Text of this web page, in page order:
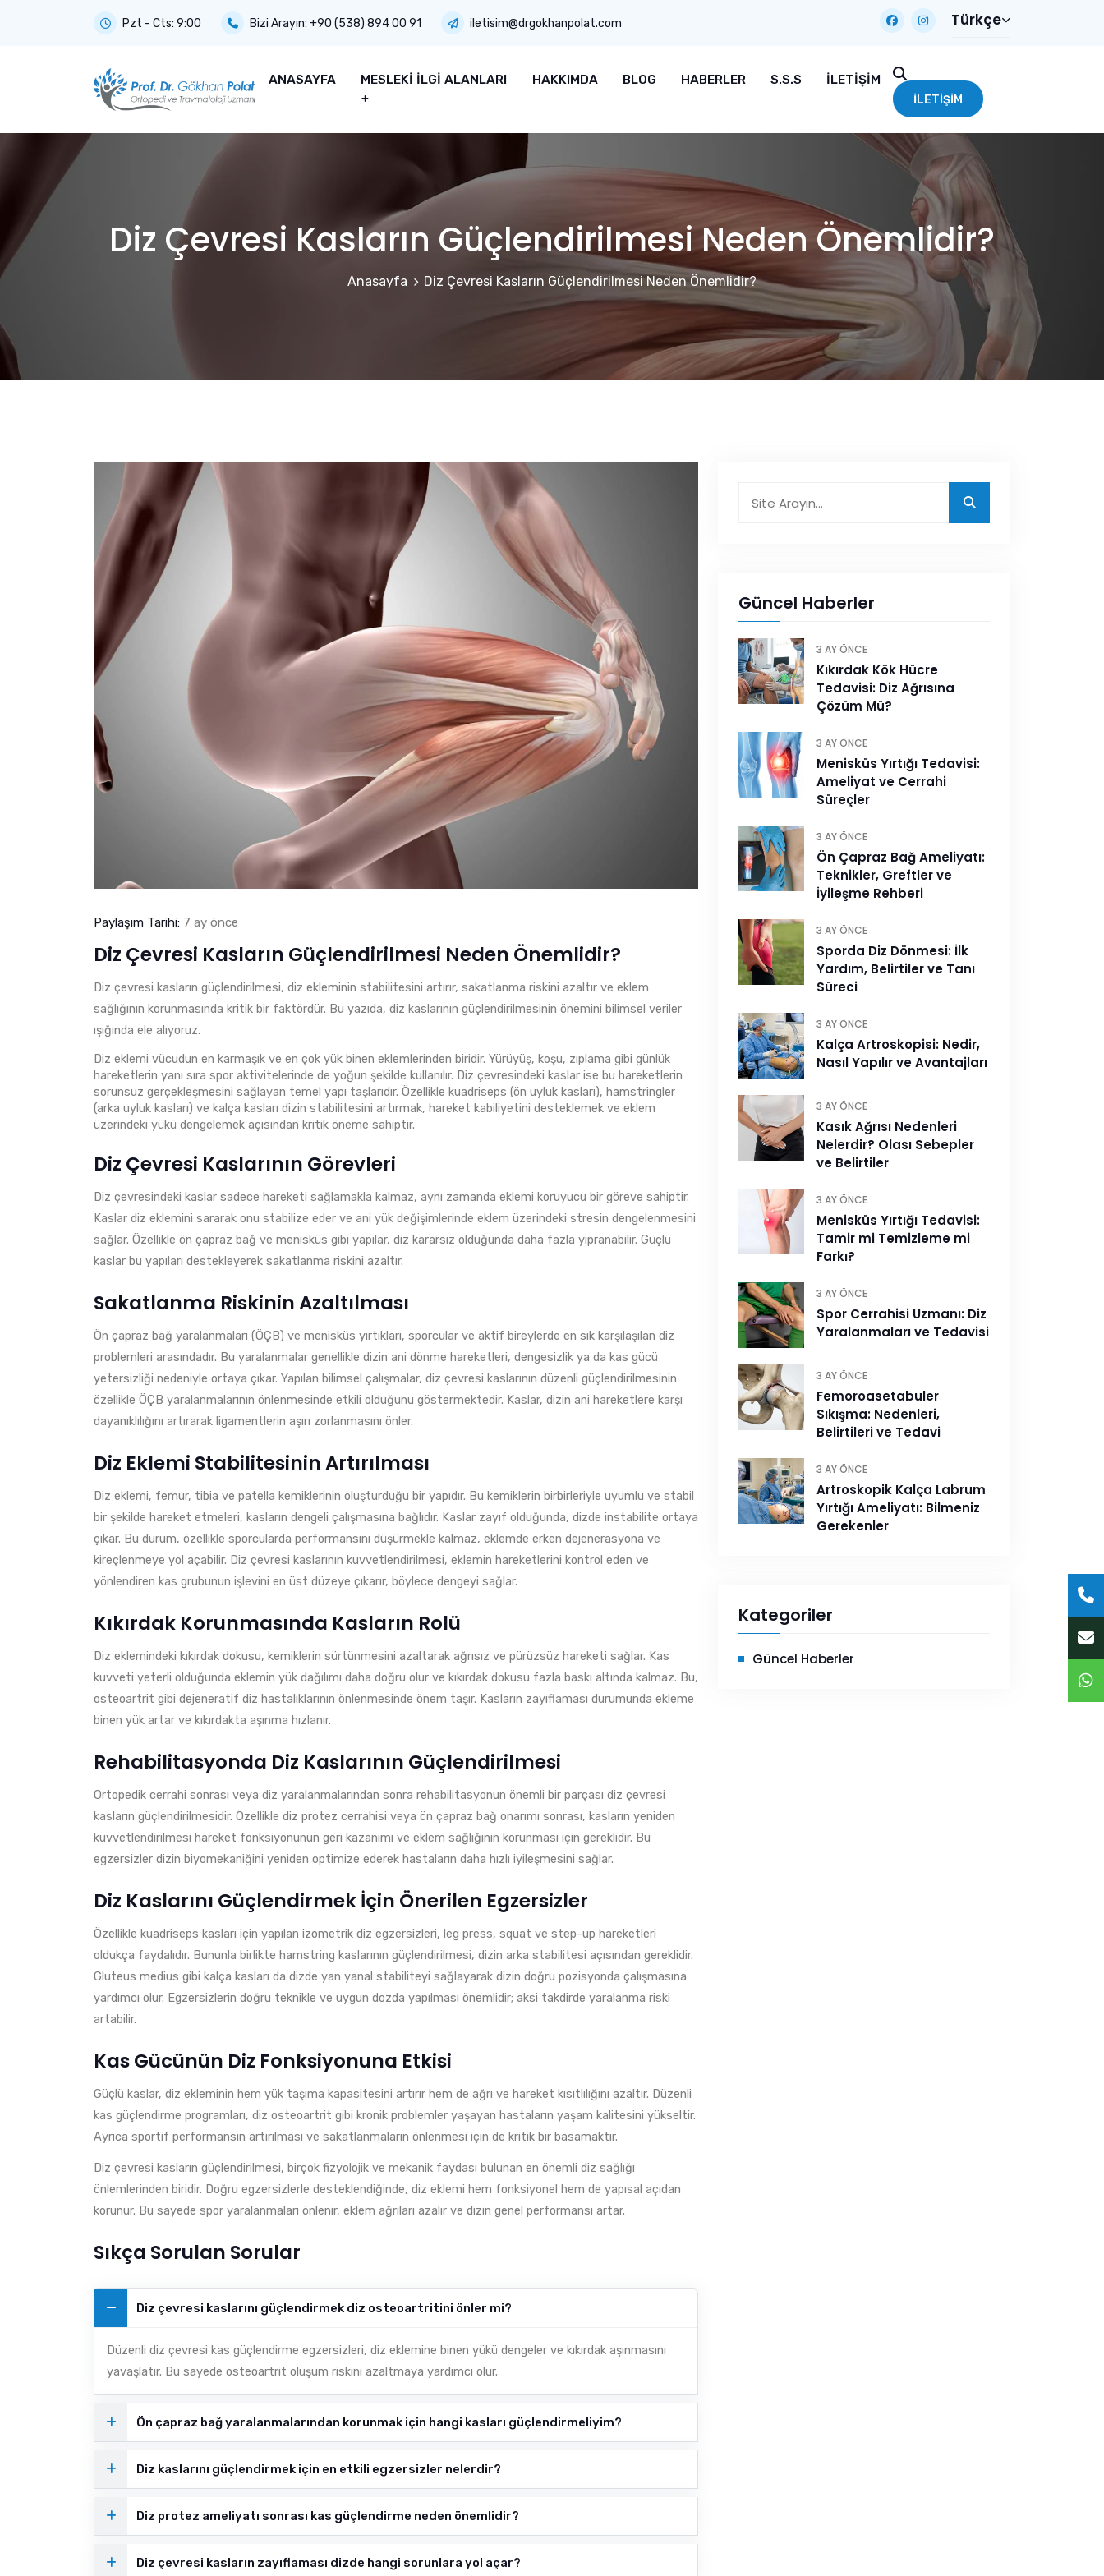
Pzt - Cts: 9:00 Bizi Arayın: +90 (538) 894 00 91 iletisim@drgokhanpolat.com Türkçe
ANASAYFA MESLEKI İLGI ALANLARI HAKKIMDA BLOG HABERLER S.S.S İLETIŞIM
İLETIŞIM
Diz Çevresi Kasların Güçlendirilmesi Neden Önemlidir?
Anasayfa Diz Çevresi Kasların Güçlendirilmesi Neden Önemlidir?
Paylaşım Tarihi: 7 ay önce
Diz Çevresi Kasların Güçlendirilmesi Neden Önemlidir?
Diz çevresi kasların güçlendirilmesi, diz ekleminin stabilitesini artırır, sakatlanma riskini azaltır ve eklem
sağlığının korunmasında kritik bir faktördür. Bu yazıda, diz kaslarının güçlendirilmesinin önemini bilimsel veriler
ışığında ele alıyoruz.
Diz eklemi vücudun en karmaşık ve en çok yük binen eklemlerinden biridir. Yürüyüş, koşu, zıplama gibi günlük
hareketlerin yanı sıra spor aktivitelerinde de yoğun şekilde kullanılır. Diz çevresindeki kaslar ise bu hareketlerin
sorunsuz gerçekleşmesini sağlayan temel yapı taşlarıdır. Özellikle kuadriseps (ön uyluk kasları), hamstringler
(arka uyluk kasları) ve kalça kasları dizin stabilitesini artırmak, hareket kabiliyetini desteklemek ve eklem
üzerindeki yükü dengelemek açısından kritik öneme sahiptir.
Diz Çevresi Kaslarının Görevleri
Diz çevresindeki kaslar sadece hareketi sağlamakla kalmaz, aynı zamanda eklemi koruyucu bir göreve sahiptir.
Kaslar diz eklemini sararak onu stabilize eder ve ani yük değişimlerinde eklem üzerindeki stresin dengelenmesini
sağlar. Özellikle ön çapraz bağ ve menisküs gibi yapılar, diz kararsız olduğunda daha fazla yıpranabilir. Güçlü
kaslar bu yapıları destekleyerek sakatlanma riskini azaltır.
Sakatlanma Riskinin Azaltılması
Ön çapraz bağ yaralanmaları (ÖÇB) ve menisküs yırtıkları, sporcular ve aktif bireylerde en sık karşılaşılan diz
problemleri arasındadır. Bu yaralanmalar genellikle dizin ani dönme hareketleri, dengesizlik ya da kas gücü
yetersizliği nedeniyle ortaya çıkar. Yapılan bilimsel çalışmalar, diz çevresi kaslarının düzenli güçlendirilmesinin
özellikle ÖÇB yaralanmalarının önlenmesinde etkili olduğunu göstermektedir. Kaslar, dizin ani hareketlere karşı
dayanıklılığını artırarak ligamentlerin aşırı zorlanmasını önler.
Diz Eklemi Stabilitesinin Artırılması
Diz eklemi, femur, tibia ve patella kemiklerinin oluşturduğu bir yapıdır. Bu kemiklerin birbirleriyle uyumlu ve stabil
bir şekilde hareket etmeleri, kasların dengeli çalışmasına bağlıdır. Kaslar zayıf olduğunda, dizde instabilite ortaya
çıkar. Bu durum, özellikle sporcularda performansını düşürmekle kalmaz, eklemde erken dejenerasyona ve
kireçlenmeye yol açabilir. Diz çevresi kaslarının kuvvetlendirilmesi, eklemin hareketlerini kontrol eden ve
yönlendiren kas grubunun işlevini en üst düzeye çıkarır, böylece dengeyi sağlar.
Kıkırdak Korunmasında Kasların Rolü
Diz eklemindeki kıkırdak dokusu, kemiklerin sürtünmesini azaltarak ağrısız ve pürüzsüz hareketi sağlar. Kas
kuvveti yeterli olduğunda eklemin yük dağılımı daha doğru olur ve kıkırdak dokusu fazla baskı altında kalmaz. Bu,
osteoartrit gibi dejeneratif diz hastalıklarının önlenmesinde önem taşır. Kasların zayıflaması durumunda ekleme
binen yük artar ve kıkırdakta aşınma hızlanır.
Rehabilitasyonda Diz Kaslarının Güçlendirilmesi
Ortopedik cerrahi sonrası veya diz yaralanmalarından sonra rehabilitasyonun önemli bir parçası diz çevresi
kasların güçlendirilmesidir. Özellikle diz protez cerrahisi veya ön çapraz bağ onarımı sonrası, kasların yeniden
kuvvetlendirilmesi hareket fonksiyonunun geri kazanımı ve eklem sağlığının korunması için gereklidir. Bu
egzersizler dizin biyomekaniğini yeniden optimize ederek hastaların daha hızlı iyileşmesini sağlar.
Diz Kaslarını Güçlendirmek İçin Önerilen Egzersizler
Özellikle kuadriseps kasları için yapılan izometrik diz egzersizleri, leg press, squat ve step-up hareketleri
oldukça faydalıdır. Bununla birlikte hamstring kaslarının güçlendirilmesi, dizin arka stabilitesi açısından gereklidir.
Gluteus medius gibi kalça kasları da dizde yan yanal stabiliteyi sağlayarak dizin doğru pozisyonda çalışmasına
yardımcı olur. Egzersizlerin doğru teknikle ve uygun dozda yapılması önemlidir; aksi takdirde yaralanma riski
artabilir.
Kas Gücünün Diz Fonksiyonuna Etkisi
Güçlü kaslar, diz ekleminin hem yük taşıma kapasitesini artırır hem de ağrı ve hareket kısıtlılığını azaltır. Düzenli
kas güçlendirme programları, diz osteoartrit gibi kronik problemler yaşayan hastaların yaşam kalitesini yükseltir.
Ayrıca sportif performansın artırılması ve sakatlanmaların önlenmesi için de kritik bir basamaktır.
Diz çevresi kasların güçlendirilmesi, birçok fizyolojik ve mekanik faydası bulunan en önemli diz sağlığı
önlemlerinden biridir. Doğru egzersizlerle desteklendiğinde, diz eklemi hem fonksiyonel hem de yapısal açıdan
korunur. Bu sayede spor yaralanmaları önlenir, eklem ağrıları azalır ve dizin genel performansı artar.
Sıkça Sorulan Sorular
Diz çevresi kaslarını güçlendirmek diz osteoartritini önler mi?
Düzenli diz çevresi kas güçlendirme egzersizleri, diz eklemine binen yükü dengeler ve kıkırdak aşınmasını
yavaşlatır. Bu sayede osteoartrit oluşum riskini azaltmaya yardımcı olur.
Ön çapraz bağ yaralanmalarından korunmak için hangi kasları güçlendirmeliyim?
Diz kaslarını güçlendirmek için en etkili egzersizler nelerdir?
Diz protez ameliyatı sonrası kas güçlendirme neden önemlidir?
Diz çevresi kasların zayıflaması dizde hangi sorunlara yol açar?
Güncel Haberler
3 AY ÖNCE
Kıkırdak Kök Hücre
Tedavisi: Diz Ağrısına
Çözüm Mü?
3 AY ÖNCE
Menisküs Yırtığı Tedavisi:
Ameliyat ve Cerrahi
Süreçler
3 AY ÖNCE
Ön Çapraz Bağ Ameliyatı:
Teknikler, Greftler ve
İyileşme Rehberi
3 AY ÖNCE
Sporda Diz Dönmesi: İlk
Yardım, Belirtiler ve Tanı
Süreci
3 AY ÖNCE
Kalça Artroskopisi: Nedir,
Nasıl Yapılır ve Avantajları
3 AY ÖNCE
Kasık Ağrısı Nedenleri
Nelerdir? Olası Sebepler
ve Belirtiler
3 AY ÖNCE
Menisküs Yırtığı Tedavisi:
Tamir mi Temizleme mi
Farkı?
3 AY ÖNCE
Spor Cerrahisi Uzmanı: Diz
Yaralanmaları ve Tedavisi
3 AY ÖNCE
Femoroasetabuler
Sıkışma: Nedenleri,
Belirtileri ve Tedavi
3 AY ÖNCE
Artroskopik Kalça Labrum
Yırtığı Ameliyatı: Bilmeniz
Gerekenler
Kategoriler
Güncel Haberler